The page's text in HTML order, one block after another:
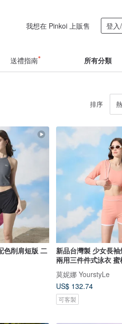
我想在 Pinkoi 上販售 登入
送禮指南 所有分類
排序
色削肩短版 二
新品台灣製 少女長
兩用三件件式泳衣 蜜
莫妮娜 YourstyLe
US$ 132.74
可客製